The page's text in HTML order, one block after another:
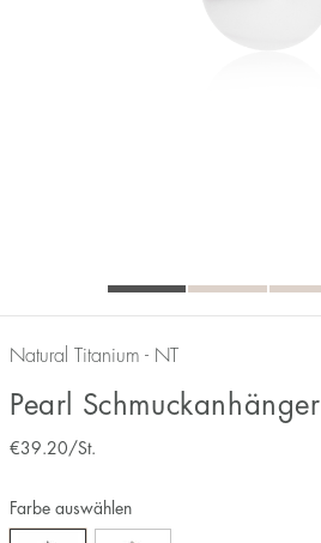
Natural Titanium - NT
Pearl Schmuckanhänger
€39.20 /St.
Farbe auswählen